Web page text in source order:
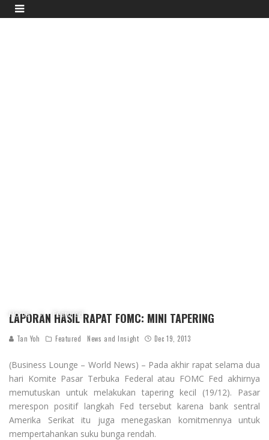
Home Featured
LAPORAN HASIL RAPAT FOMC: MINI TAPERING
Tan Yoh Featured News and Insight Dec 19, 2013
(Business Lounge – World News) – Pada akhir rapat selama dua
hari Komite Pasar Terbuka Federal atau FOMC Fed akhirnya
memutuskan untuk melakukan tapering kecil (19/12). Pasar
merespon positif langkah Fed tersebut karena bank sentral
Amerika Serikat itu juga menegaskan komitmennya untuk
mempertahankan suku bunga rendah.